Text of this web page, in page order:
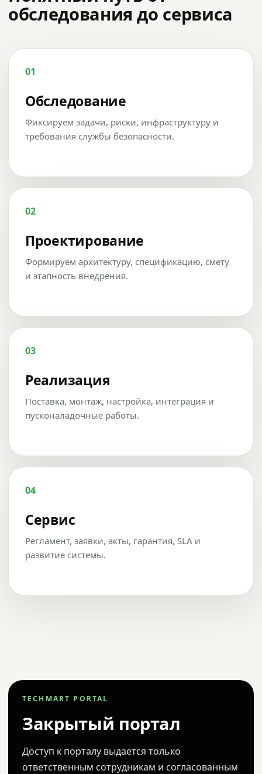
обследования до сервиса
01
Обследование
Фиксируем задачи, риски, инфраструктуру и
требования службы безопасности.
02
Проектирование
Формируем архитектуру, спецификацию, смету
и этапность внедрения.
03
Реализация
Поставка, монтаж, настройка, интеграция и
пусконаладочные работы.
04
Сервис
Регламент, заявки, акты, гарантия, SLA и
развитие системы.
TECHMART PORTAL
Закрытый портал
Доступ к порталу выдается только
ответственным сотрудникам и согласованным